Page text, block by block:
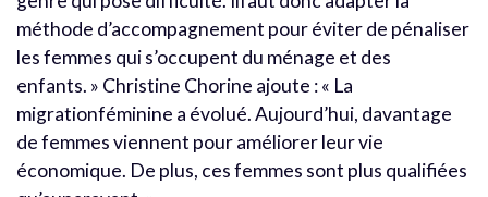
méthode d’accompagnement pour éviter de pénaliser
les femmes qui s’occupent du ménage et des
enfants. » Christine Chorine ajoute : « La
migrationféminine a évolué. Aujourd’hui, davantage
de femmes viennent pour améliorer leur vie
économique. De plus, ces femmes sont plus qualifiées